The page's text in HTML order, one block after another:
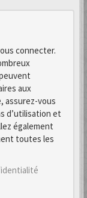
connecter.
aux
assurez-vous
d’utilisation et
également
toutes les